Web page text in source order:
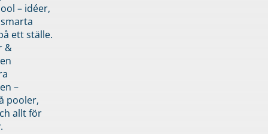
– idéer,
ett ställe.
&
–
pooler,
allt för